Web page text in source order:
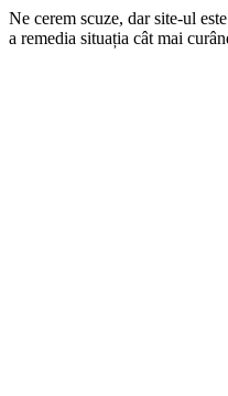
Ne cerem scuze, dar site-ul
a remedia situația cât mai